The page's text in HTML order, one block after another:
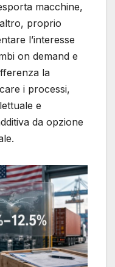
macchine,
proprio
l’interesse
on demand e
la
i processi,
e
da opzione